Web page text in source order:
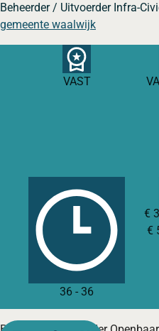
Beheerder / Uitvoerder Infra-
gemeente waalwijk
VAST
36 - 36
€
€